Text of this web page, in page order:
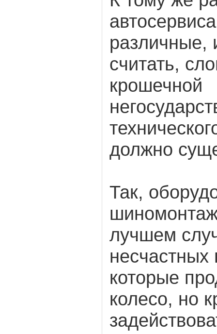
различные,
считать,
крошечной
должно
Так,
лучшем
несчастных
которые
колесо, но